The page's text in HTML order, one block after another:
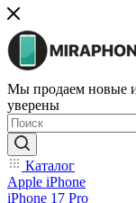
Мы продаем новые
уверены
Каталог
Apple iPhone
iPhone 17 Pro